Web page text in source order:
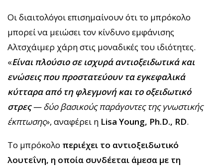
Οι διαιτολόγοι επισημαίνουν ότι το μπρόκολο
μπορεί να μειώσει τον κίνδυνο εμφάνισης
Αλτσχάιμερ χάρη στις μοναδικές του ιδιότητες.
«Είναι πλούσιο σε ισχυρά αντιοξειδωτικά και
ενώσεις που προστατεύουν τα εγκεφαλικά
κύτταρα από τη φλεγμονή και το οξειδωτικό
στρες— δύο βασικούς παράγοντες της γνωστικής
έκπτωσης», αναφέρει η Lisa Young, Ph.D., RD.
Το μπρόκολο περιέχει το αντιοξειδωτικό
λουτεΐνη, η οποία συνδέεται άμεσα με τη